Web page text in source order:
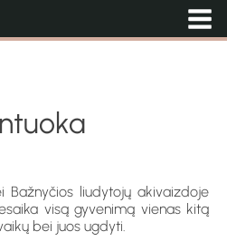
liudytojų akivaizdoje
visą gyvenimą vienas kitą
bei juos ugdyti.